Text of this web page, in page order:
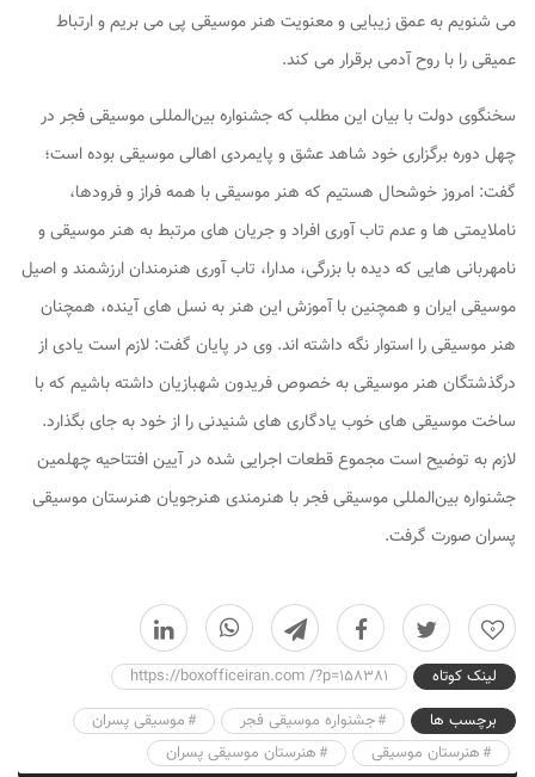
می شنویم به عمق زیبایی و معنویت هنر موسیقی پی می بریم و ارتباط
عمیقی را با روح آدمی برقرار می کند.
سخنگوی دولت با بیان این مطلب که جشنواره بین‌المللی موسیقی فجر در
چهل دوره برگزاری خود شاهد عشق و پایمردی اهالی موسیقی بوده است‌؛
گفت: امروز خوشحال هستیم که هنر موسیقی با همه فراز و فرودها،
ناملایمتی ها و عدم تاب آوری افراد و جریان های مرتبط به هنر موسیقی و
نامهربانی هایی که دیده با بزرگی، مدارا، تاب آوری هنرمندان ارزشمند و اصیل
موسیقی ایران و همچنین با آموزش این هنر به نسل های آینده، همچنان
هنر موسیقی را استوار نگه داشته اند. وی در پایان گفت: لازم است یادی از
درگذشتگان هنر موسیقی به خصوص فریدون ‌شهبازیان داشته باشیم که با
ساخت موسیقی های خوب یادگاری های شنیدنی را از خود به جای بگذارد.
لازم به توضیح است مجموع قطعات اجرایی شده در آیین افتتاحیه چهلمین
جشنواره بین‌المللی موسیقی فجر با هنرمندی هنرجویان هنرستان‌ موسیقی
پسران صورت گرفت.
0
لینک کوتاه
https://boxofficeiran.com /?p=158381
برچسب ها
جشنواره موسیقی فجر
موسیقی پسران
هنرستان موسیقی
هنرستان موسیقی پسران